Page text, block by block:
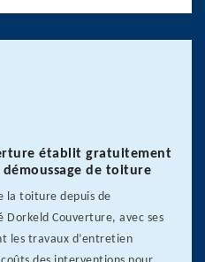
établit gratuitement
de toiture
la toiture depuis de
Dorkeld Couverture, avec ses
les travaux d’entretien